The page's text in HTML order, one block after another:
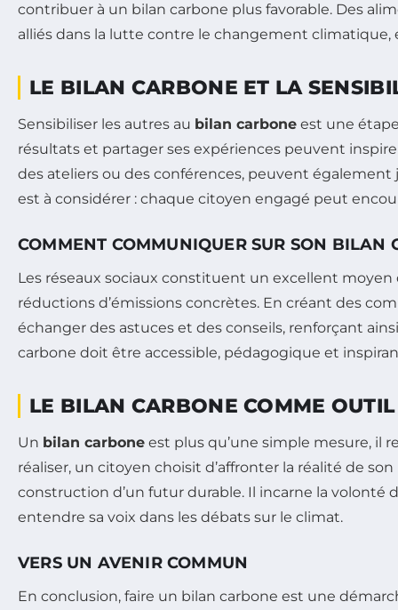
contribuer à un bilan carbone plus favorable. Des
alliés dans la lutte contre le changement
LE BILAN CARBONE ET LA
Sensibiliser les autres au bilan carbone est une
résultats et partager ses expériences peuvent
des ateliers ou des conférences, peuvent
est à considérer : chaque citoyen engagé peut
COMMENT COMMUNIQUER SUR SON BILAN
Les réseaux sociaux constituent un excellent
réductions d’émissions concrètes. En créant des
échanger des astuces et des conseils, renforçant
carbone doit être accessible, pédagogique et
LE BILAN CARBONE COMME
Un bilan carbone est plus qu’une simple mesure, il
réaliser, un citoyen choisit d’affronter la réalité de
construction d’un futur durable. Il incarne la volonté
entendre sa voix dans les débats sur le climat.
VERS UN AVENIR COMMUN
En conclusion, faire un bilan carbone est une